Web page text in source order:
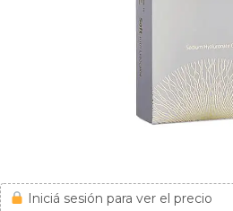
Iniciá sesión para ver el precio